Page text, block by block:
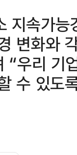
지속가
변화와
“우리 기
수 있도